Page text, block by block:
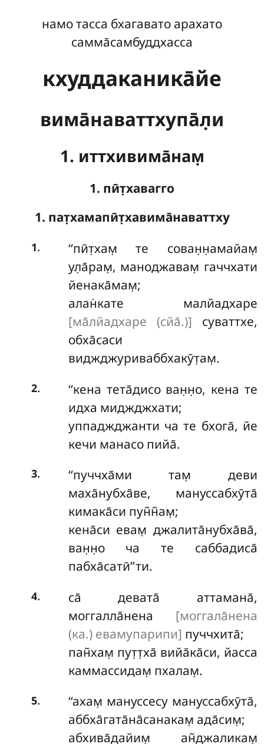
намо тасса бхагавато арахато
самма̄самбуддхасса
кхуддаканика̄йе
вима̄наваттхупа̄л̣и
1. иттхивима̄нам̣
1. пӣт̣хавагго
1. пат̣хамапӣт̣хавима̄наваттху
1. ‘‘пӣт̣хам̣те сован̣н̣амайам̣
ул̣а̄рам̣, маноджавам̣ гаччхати
йенака̄мам̣;
алан̇кате малйадхаре
[ма̄лйадхаре (сйа̄.)] суваттхе,
обха̄саси
виджджуриваббхакӯт̣ам̣.
2.
‘‘кена тета̄дисо ван̣н̣о, кена те
идха миджджхати;
уппаджджанти ча те бхога̄, йе
кечи манасо пийа̄.
3. ‘‘пуччха̄митам̣ деви
маха̄нубха̄ве, мануссабхӯта̄
кимака̄си пун̃н̃ам̣;
кена̄си евам̣ джалита̄нубха̄ва̄,
ван̣н̣о ча те саббадиса̄
пабха̄сатӣ’’ти.
4.
са̄ девата̄ аттамана̄,
моггалла̄нена [моггала̄нена
(ка.) евамупарипи] пуччхита̄;
пан̃хам̣ пут̣т̣ха̄ вийа̄ка̄си, йасса
каммассидам̣ пхалам̣.
5. ‘‘ахам̣ мануссесу мануссабхӯта̄,
аббха̄гата̄на̄санакам̣ ада̄сим̣;
абхива̄дайим̣ ан̃джаликам̣